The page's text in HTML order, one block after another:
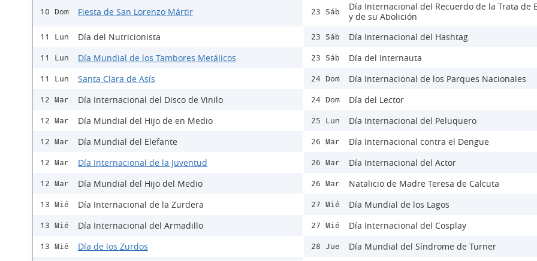
10 Dom Fiesta de San Lorenzo Mártir
11 Lun Día del Nutricionista
11 Lun Día Mundial de los Tambores Metálicos
11 Lun Santa Clara de Asís
12 Mar Día Internacional del Disco de Vinilo
12 Mar Día Mundial del Hijo de en Medio
12 Mar Día Mundial del Elefante
12 Mar Día Internacional de la Juventud
12 Mar Día Mundial del Hijo del Medio
13 Mié Día Internacional de la Zurdera
13 Mié Día Internacional del Armadillo
13 Mié Día de los Zurdos
23 Sáb
Día Internacional del Recuerdo de la Trata de
y de su Abolición
23 Sáb Día Internacional del Hashtag
23 Sáb Día del Internauta
24 Dom Día Internacional de los Parques Nacionales
24 Dom Día del Lector
25 Lun Día Internacional del Peluquero
26 Mar Día Internacional contra el Dengue
26 Mar Día Internacional del Actor
26 Mar Natalicio de Madre Teresa de Calcuta
27 Mié Día Mundial de los Lagos
27 Mié Día Internacional del Cosplay
28 Jue Día Mundial del Síndrome de Turner